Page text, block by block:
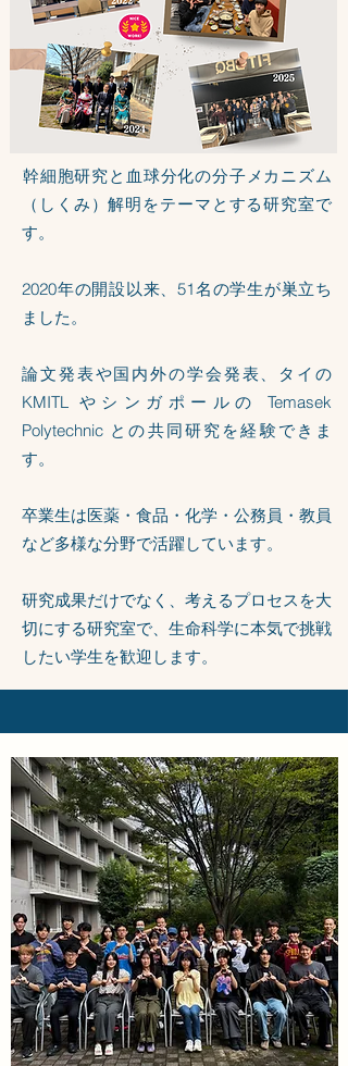
​幹細胞研究と血球分化の分子メカニズム
（しくみ）解明をテーマとする研究室で
す。
2020年の開設以来、51名の学生が巣立ち
ました。
論文発表や国内外の学会発表、タイの
KMITL やシンガポールの Temasek
Polytechnic との共同研究を経験できま
す。
卒業生は医薬・食品・化学・公務員・教員
など多様な分野で活躍しています。
研究成果だけでなく、考えるプロセスを大
切にする研究室で、生命科学に本気で挑戦
したい学生を歓迎します。